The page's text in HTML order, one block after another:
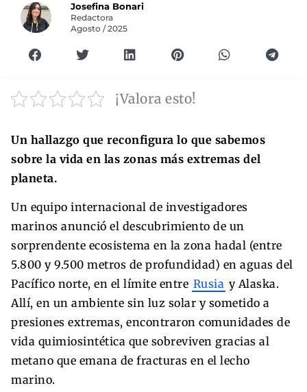
Josefina Bonari
Redactora
Agosto / 2025
¡Valora esto!
Un hallazgo que reconfigura lo que sabemos
sobre la vida en las zonas más extremas del
planeta.
Un equipo internacional de investigadores
marinos anunció el descubrimiento de un
sorprendente ecosistema en la zona hadal (entre
5.800 y 9.500 metros de profundidad) en aguas del
Pacífico norte, en el límite entre Rusia y Alaska.
Allí, en un ambiente sin luz solar y sometido a
presiones extremas, encontraron comunidades de
vida quimiosintética que sobreviven gracias al
metano que emana de fracturas en el lecho
marino.